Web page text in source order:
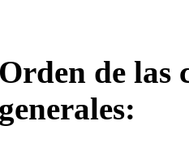
Orden de las
generales: